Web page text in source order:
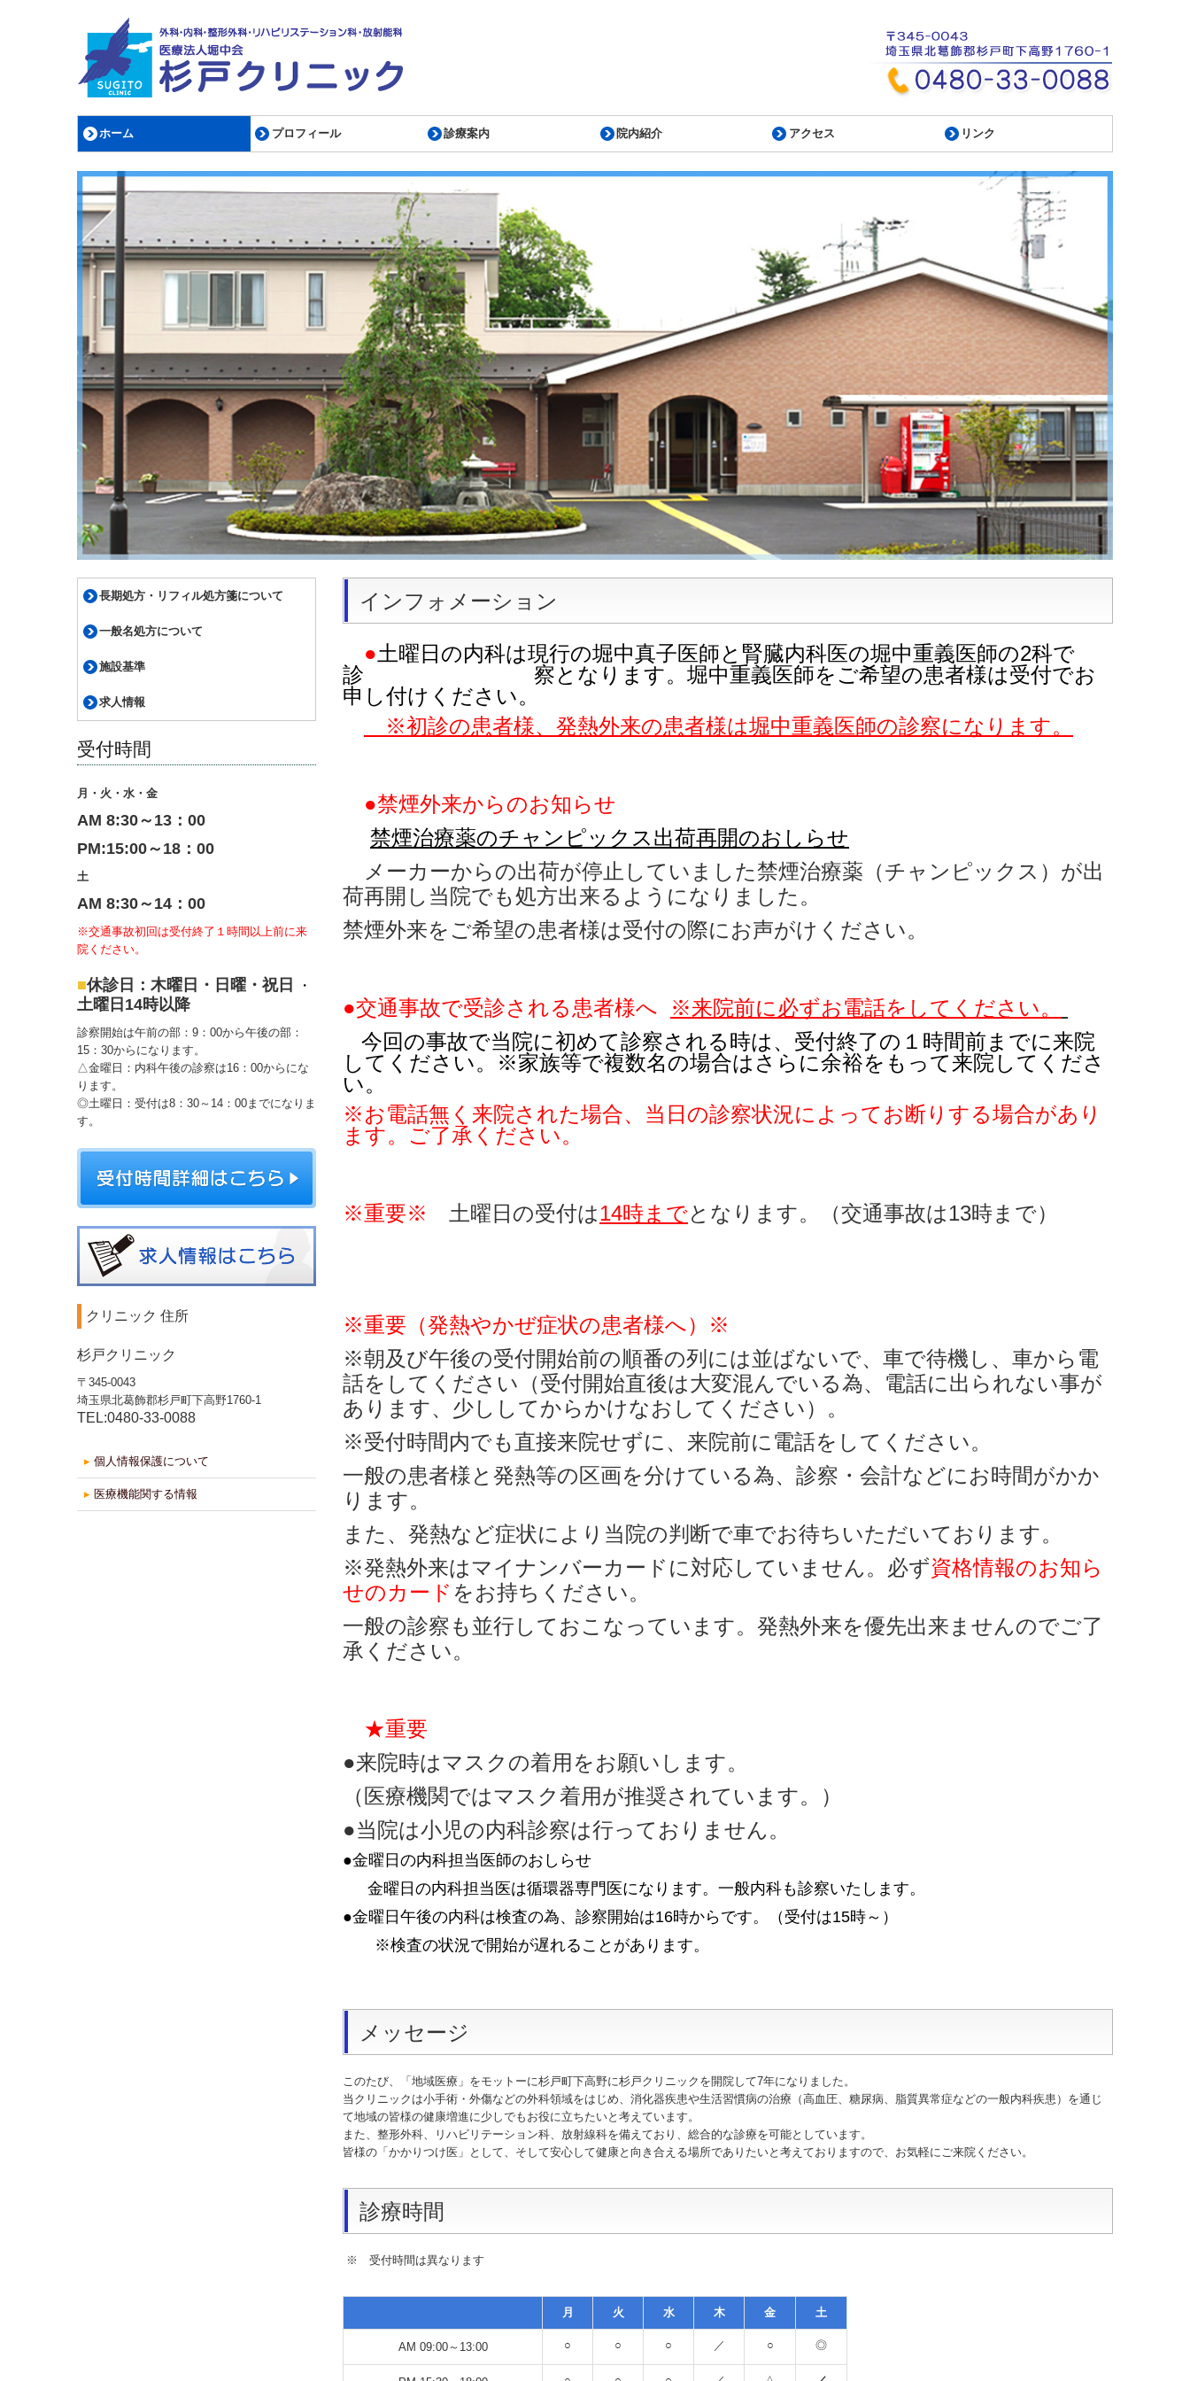
ホーム プロフィール 診療案内 院内紹介 アクセス リンク
長期処方・リフィル処方箋について
一般名処方について
施設基準
求人情報
受付時間
月・火・水・金
AM 8:30～13：00
PM:15:00～18：00
土
AM 8:30～14：00
※交通事故初回は受付終了１時間以上前に来
院ください。
■休診日：木曜日・日曜・祝日 ・
土曜日14時以降
診察開始は午前の部：9：00から午後の部：
15：30からになります。
△金曜日：内科午後の診察は16：00からにな
ります。
◎土曜日：受付は8：30～14：00までになりま
す。
クリニック 住所
杉戸クリニック
〒345-0043
埼玉県北葛飾郡杉戸町下高野1760-1
TEL:0480-33-0088
▸ 個人情報保護について
▸ 医療機能関する情報
インフォメーション
●土曜日の内科は現行の堀中真子医師と 腎臓内科医の堀中重義医師の2科で
診 察となります。堀中重義医師をご希望の患者様は受付でお
申し付けください。
※初診の患者様、発熱外来の患者様は堀中重義医師の診察になります。
●禁煙外来からのお知らせ
禁煙治療薬のチャンピックス出荷再開のおしらせ
メーカーからの出荷が停止していました禁煙治療薬（チャンピックス）が出
荷再開し当院でも処方出来るようになりました。
禁煙外来をご希望の患者様は受付の際にお声がけください。
●交通事故で受診される患者様へ ※来院前に必ずお電話を してください。
今回の事故で当院に初めて診察される時は、受付終了の１時間前までに来院
してください。※家族等で複数名の場合はさらに余裕をもって来院してくださ
い。
※お電話無く来院された場合、 当日の診察状況によってお断りする場合があり
ます。ご了承ください。
※重要※ 土曜日の受付は14時までとなります。（交通事故は13時まで）
※重要（発熱やかぜ症状の患者様へ）※
※朝及び午後の受付開始前の順番の列には並ばないで、車で待機し、車から電
話をしてください（受付開始直後は大変混んでいる為、電話に出られない事が
あります、少ししてからかけなおしてください）。
※受付時間内でも直接来院せずに、来院前に電話をしてください。
一般の患者様と発熱等の区画を分けている為、診察・会計などにお時間がかか
ります。
また、発熱など症状により当院の判断で車でお待ちいただいております。
※発熱外来はマイナンバーカードに対応していません。必ず資格情報のお知ら
せのカード をお持ちください。
一般の診察も並行しておこなっています。発熱外来を優先出来ませんのでご了
承ください。
★重要
●来院時はマスクの着用をお願いします。
（医療機関ではマスク着用が推奨されています。）
●当院は小児の内科診察は行っておりません。
●金曜日の内科担当医師のおしらせ
金曜日の内科担当医は循環器専門医になります。一般内科も診察いたします。
●金曜日午後の内科は検査の為、診察開始は16時からです。（受付は15時～）
※検査の状況で開始が遅れることがあります。
メッセージ
このたび、「地域医療」をモットーに杉戸町下高野に杉戸クリニックを開院して7年になりました。
当クリニックは小手術・外傷などの外科領域をはじめ、消化器疾患や生活習慣病の治療（高血圧、糖尿病、脂質異常症などの一般内科疾患）を通じ
て地域の皆様の健康増進に少しでもお役に立ちたいと考えています。
また、整形外科、リハビリテーション科、放射線科を備えており、総合的な診療を可能としています。
皆様の「かかりつけ医」として、そして安心して健康と向き合える場所でありたいと考えておりますので、お気軽にご来院ください。
診療時間
※ 受付時間は異なります
月 火 水 木 金 土
AM 09:00～13:00 ○ ○ ○ ／ ○ ◎